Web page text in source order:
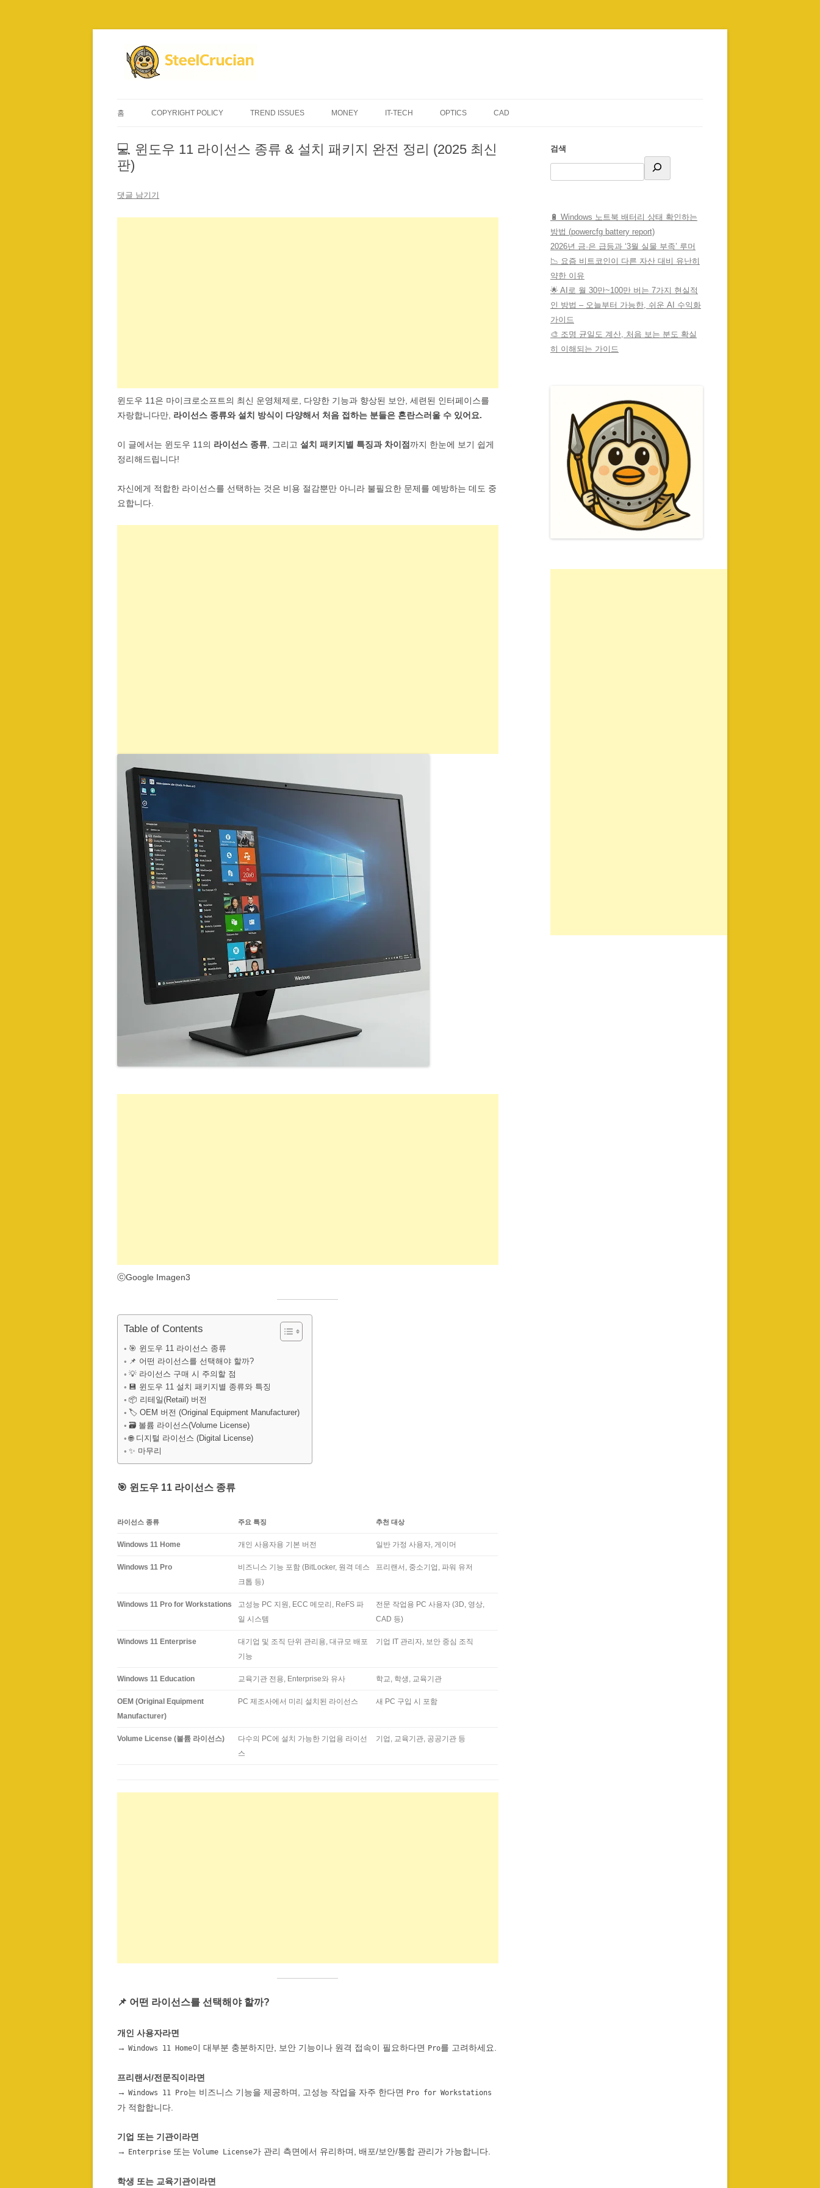
홈 COPYRIGHT POLICY TREND ISSUES MONEY IT-TECH OPTICS CAD
💻 윈도우 11 라이선스 종류 & 설치 패키지 완전 정리 (2025 최신
판)
댓글 남기기
윈도우 11은 마이크로소프트의 최신 운영체제로, 다양한 기능과 향상된 보안, 세련된 인터페이스를
자랑합니다만, 라이선스 종류와 설치 방식이 다양해서 처음 접하는 분들은 혼란스러울 수 있어요.
이 글에서는 윈도우 11의 라이선스 종류 , 그리고 설치 패키지별 특징과 차이점 까지 한눈에 보기 쉽게
정리해드립니다!
자신에게 적합한 라이선스를 선택하는 것은 비용 절감뿐만 아니라 불필요한 문제를 예방하는 데도 중
요합니다.
ⓒGoogle Imagen3
Table of Contents
🎯 윈도우 11 라이선스 종류
📌 어떤 라이선스를 선택해야 할까?
💡 라이선스 구매 시 주의할 점
💾 윈도우 11 설치 패키지별 종류와 특징
📦 리테일(Retail) 버전
🏷️ OEM 버전 (Original Equipment Manufacturer)
🗃️ 볼륨 라이선스(Volume License)
🌐 디지털 라이선스 (Digital License)
✨ 마무리
🎯 윈도우 11 라이선스 종류
라이선스 종류 주요 특징 추천 대상
Windows 11 Home 개인 사용자용 기본 버전 일반 가정 사용자, 게이머
Windows 11 Pro
비즈니스 기능 포함 (BitLocker, 원격 데스
크톱 등)
프리랜서, 중소기업, 파워 유저
Windows 11 Pro for Workstations
고성능 PC 지원, ECC 메모리, ReFS 파
일 시스템
전문 작업용 PC 사용자 (3D, 영상,
CAD 등)
Windows 11 Enterprise
대기업 및 조직 단위 관리용, 대규모 배포
기능
기업 IT 관리자, 보안 중심 조직
Windows 11 Education 교육기관 전용, Enterprise와 유사 학교, 학생, 교육기관
OEM (Original Equipment
Manufacturer)
PC 제조사에서 미리 설치된 라이선스 새 PC 구입 시 포함
Volume License (볼륨 라이선스)
다수의 PC에 설치 가능한 기업용 라이선
스
기업, 교육기관, 공공기관 등
📌 어떤 라이선스를 선택해야 할까?
개인 사용자라면
→ Windows 11 Home이 대부분 충분하지만, 보안 기능이나 원격 접속이 필요하다면 Pro를 고려하세요.
프리랜서/전문직이라면
→ Windows 11 Pro는 비즈니스 기능을 제공하며, 고성능 작업을 자주 한다면 Pro for Workstations
가 적합합니다.
기업 또는 기관이라면
→
Enterprise 또는 Volume License가 관리 측면에서 유리하며, 배포/보안/통합 관리가 가능합니다.
학생 또는 교육기관이라면
검색
🔋 Windows 노트북 배터리 상태 확인하는
방법 (powercfg battery report)
2026년 금·은 급등과 ‘3월 실물 부족’ 루머
📉 요즘 비트코인이 다른 자산 대비 유난히
약한 이유
🌟 AI로 월 30만~100만 버는 7가지 현실적
인 방법 – 오늘부터 가능한, 쉬운 AI 수익화
가이드
🎨 조명 균일도 계산, 처음 보는 분도 확실
히 이해되는 가이드